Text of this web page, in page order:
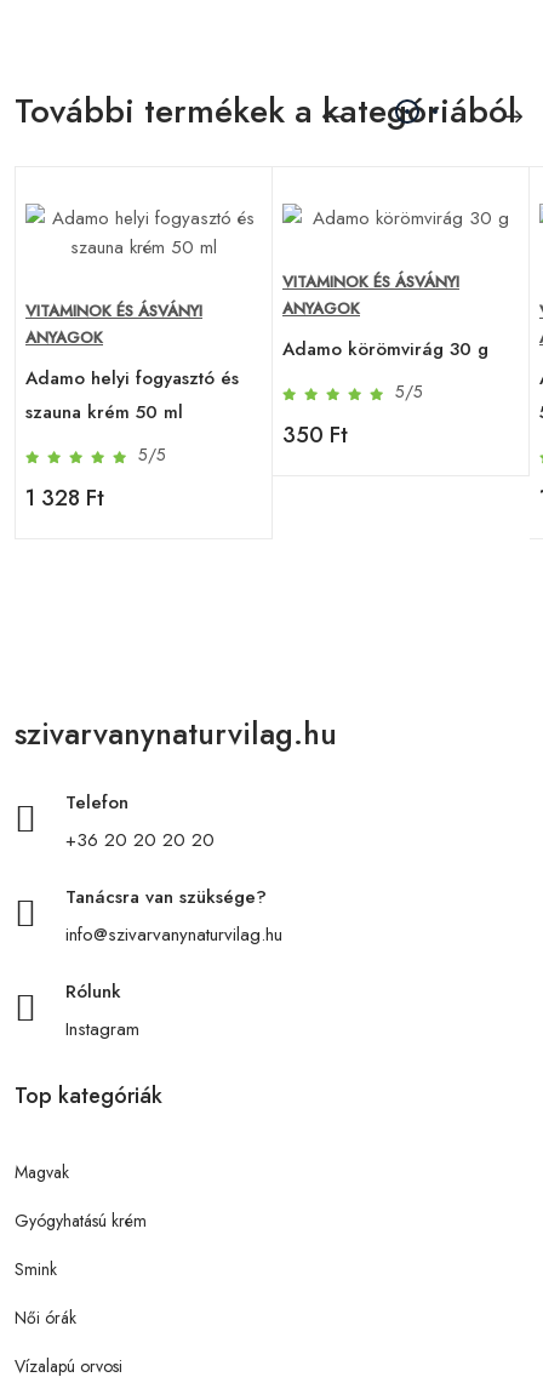
További termékek a kategóriából
VITAMINOK ÉS ÁSVÁNYI
ANYAGOK
Adamo helyi fogyasztó és
szauna krém 50 ml
5/5
1 328 Ft
VITAMINOK ÉS ÁSVÁNYI
ANYAGOK
Adamo körömvirág 30 g
5/5
350 Ft
szivarvanynaturvilag.hu
Telefon
+36 20 20 20 20
Tanácsra van szüksége?
info@szivarvanynaturvilag.hu
Rólunk
Instagram
Top kategóriák
Magvak
Gyógyhatású krém
Smink
Női órák
Vízalapú orvosi